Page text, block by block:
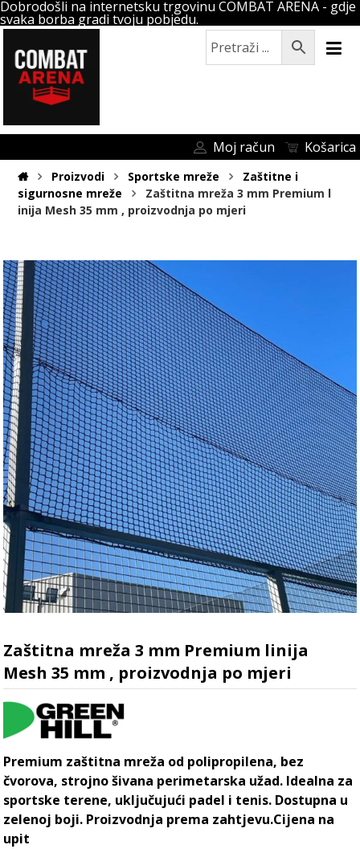
Dobrodošli na internetsku trgovinu COMBAT ARENA - gdje
svaka borba gradi tvoju pobjedu.
Moj račun Košarica
Proizvodi Sportske mreže
Zaštitne i
sigurnosne mreže
Zaštitna mreža 3 mm Premium l
inija Mesh 35 mm , proizvodnja po mjeri
Zaštitna mreža 3 mm Premium linija
Mesh 35 mm , proizvodnja po mjeri
Premium zaštitna mreža od polipropilena, bez
čvorova, strojno šivana perimetarska užad. Idealna za
sportske terene, uključujući padel i tenis. Dostupna u
zelenoj boji. Proizvodnja prema zahtjevu.Cijena na
upit